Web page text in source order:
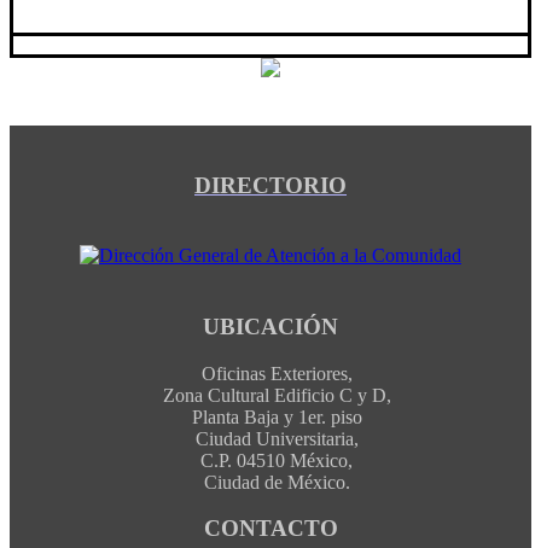
DIRECTORIO
UBICACIÓN
Oficinas Exteriores,
Zona Cultural Edificio C y D,
Planta Baja y 1er. piso
Ciudad Universitaria,
C.P. 04510 México,
Ciudad de México.
CONTACTO